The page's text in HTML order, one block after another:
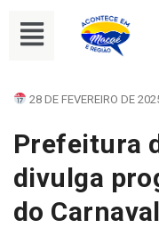
28 DE FEVEREIRO DE
Prefeitura
divulga
do